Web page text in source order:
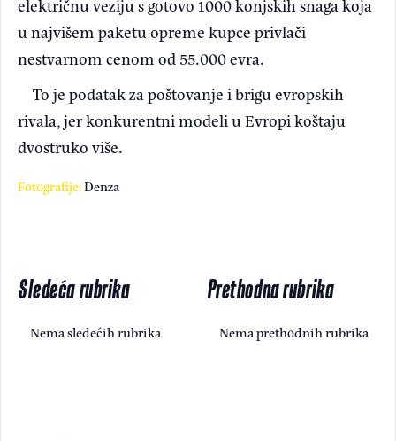
električnu veziju s gotovo 1000 konjskih snaga koja
u najvišem paketu opreme kupce privlači
nestvarnom cenom od 55.000 evra.
To je podatak za poštovanje i brigu evropskih
rivala, jer konkurentni modeli u Evropi koštaju
dvostruko više.
Fotografije:Denza
Sledeća rubrika
Nema sledećih rubrika
Prethodna rubrika
Nema prethodnih rubrika